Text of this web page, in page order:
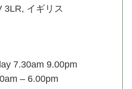
3LR, イギリス
7.30am 9.00pm
– 6.00pm